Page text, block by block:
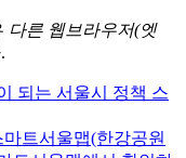
다른 웹브라우저(엣